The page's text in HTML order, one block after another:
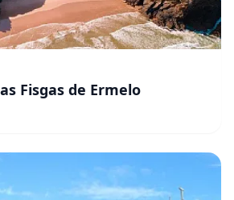
Fisgas de Ermelo